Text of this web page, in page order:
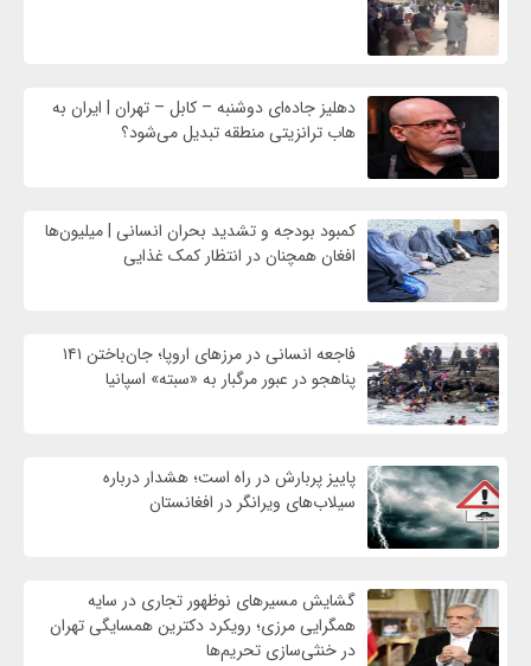
دهلیز جاده‌ای دوشنبه – کابل – تهران | ایران به
هاب ترانزیتی منطقه تبدیل می‌شود؟
کمبود بودجه و تشدید بحران انسانی | میلیون‌ها
افغان همچنان در انتظار کمک غذایی
فاجعه انسانی در مرزهای اروپا؛ جان‌باختن ۱۴۱
پناهجو در عبور مرگبار به «سبته» اسپانیا
پاییز پربارش در راه است؛ هشدار درباره
سیلاب‌های ویرانگر در افغانستان
گشایش مسیرهای نوظهور تجاری در سایه
همگرایی مرزی؛ رویکرد دکترین همسایگی تهران
در خنثی‌سازی تحریم‌ها